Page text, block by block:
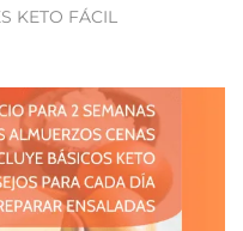
KETO FÁCIL